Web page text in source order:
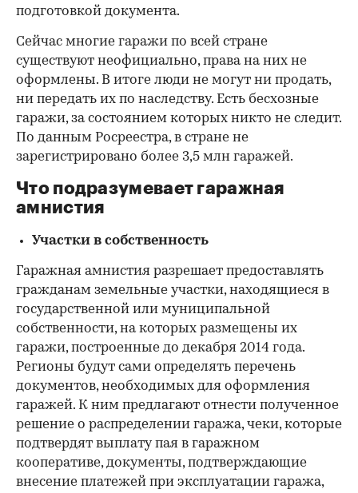
подготовкой документа.
Сейчас многие гаражи по всей стране
существуют неофициально, права на них не
оформлены. В итоге люди не могут ни продать,
ни передать их по наследству. Есть бесхозные
гаражи, за состоянием которых никто не следит.
По данным Росреестра, в стране не
зарегистрировано более 3,5 млн гаражей.
Что подразумевает гаражная
амнистия
Участки в собственность
Гаражная амнистия разрешает предоставлять
гражданам земельные участки, находящиеся в
государственной или муниципальной
собственности, на которых размещены их
гаражи, построенные до декабря 2014 года.
Регионы будут сами определять перечень
документов, необходимых для оформления
гаражей. К ним предлагают отнести полученное
решение о распределении гаража, чеки, которые
подтвердят выплату пая в гаражном
кооперативе, документы, подтверждающие
внесение платежей при эксплуатации гаража,